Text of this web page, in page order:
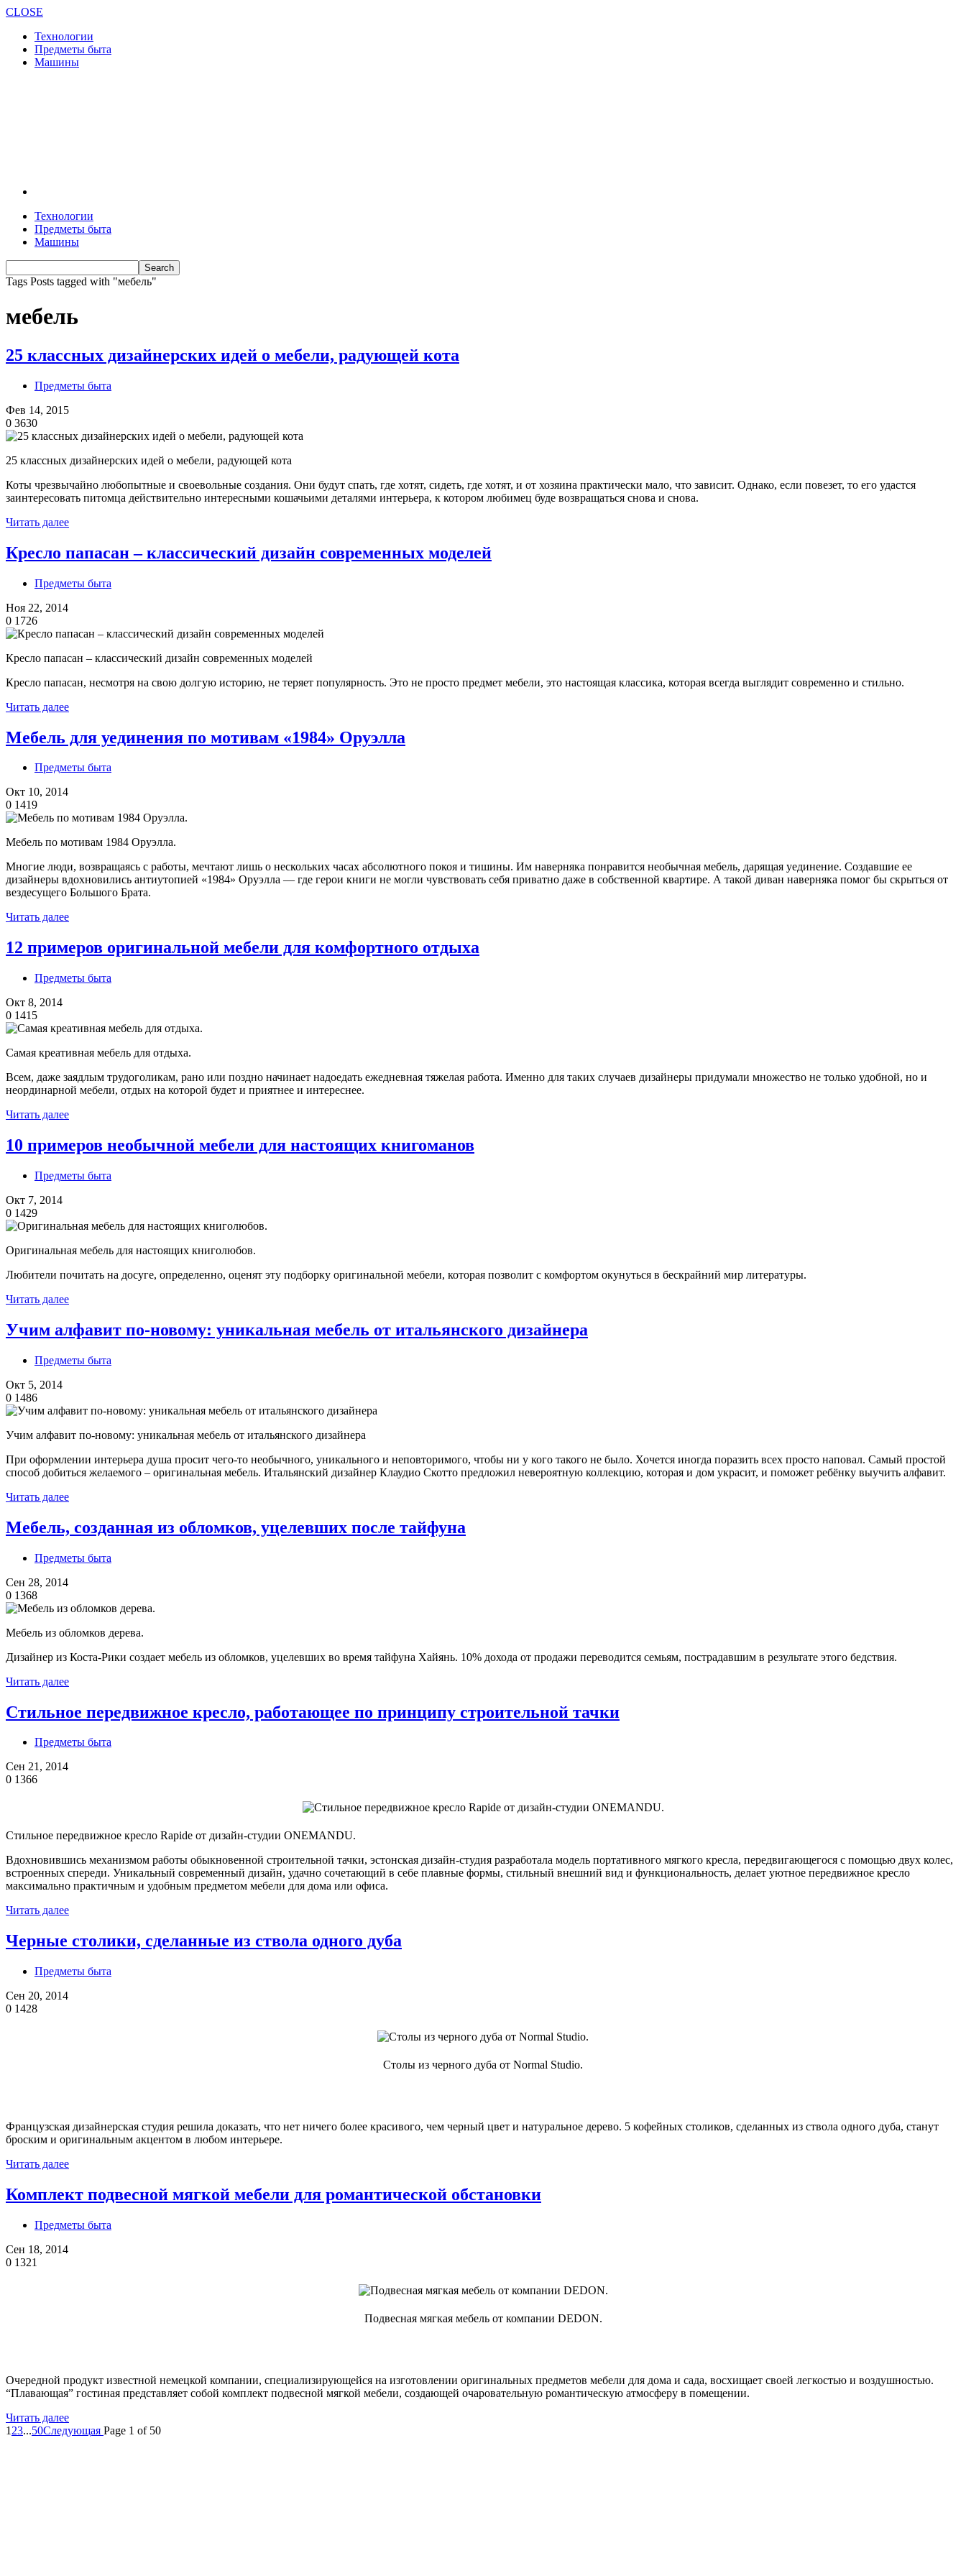
CLOSE
Технологии
Предметы быта
Машины
Технологии
Предметы быта
Машины
Tags Posts tagged with "мебель"
мебель
25 классных дизайнерских идей о мебели, радующей кота
Предметы быта
Фев 14, 2015
0 3630
25 классных дизайнерских идей о мебели, радующей кота
Коты чрезвычайно любопытные и своевольные создания. Они будут спать, где хотят, сидеть, где хотят, и от хозяина практически мало, что зависит. Однако, если повезет, то его удастся
заинтересовать питомца действительно интересными кошачьими деталями интерьера, к котором любимец буде возвращаться снова и снова.
Читать далее
Кресло папасан – классический дизайн современных моделей
Предметы быта
Ноя 22, 2014
0 1726
Кресло папасан – классический дизайн современных моделей
Кресло папасан, несмотря на свою долгую историю, не теряет популярность. Это не просто предмет мебели, это настоящая классика, которая всегда выглядит современно и стильно.
Читать далее
Мебель для уединения по мотивам «1984» Оруэлла
Предметы быта
Окт 10, 2014
0 1419
Мебель по мотивам 1984 Оруэлла.
Многие люди, возвращаясь с работы, мечтают лишь о нескольких часах абсолютного покоя и тишины. Им наверняка понравится необычная мебель, дарящая уединение. Создавшие ее
дизайнеры вдохновились антиутопией «1984» Оруэлла — где герои книги не могли чувствовать себя приватно даже в собственной квартире. А такой диван наверняка помог бы скрыться от
вездесущего Большого Брата.
Читать далее
12 примеров оригинальной мебели для комфортного отдыха
Предметы быта
Окт 8, 2014
0 1415
Самая креативная мебель для отдыха.
Всем, даже заядлым трудоголикам, рано или поздно начинает надоедать ежедневная тяжелая работа. Именно для таких случаев дизайнеры придумали множество не только удобной, но и
неординарной мебели, отдых на которой будет и приятнее и интереснее.
Читать далее
10 примеров необычной мебели для настоящих книгоманов
Предметы быта
Окт 7, 2014
0 1429
Оригинальная мебель для настоящих книголюбов.
Любители почитать на досуге, определенно, оценят эту подборку оригинальной мебели, которая позволит с комфортом окунуться в бескрайний мир литературы.
Читать далее
Учим алфавит по-новому: уникальная мебель от итальянского дизайнера
Предметы быта
Окт 5, 2014
0 1486
Учим алфавит по-новому: уникальная мебель от итальянского дизайнера
При оформлении интерьера душа просит чего-то необычного, уникального и неповторимого, чтобы ни у кого такого не было. Хочется иногда поразить всех просто наповал. Самый простой
способ добиться желаемого – оригинальная мебель. Итальянский дизайнер Клаудио Скотто предложил невероятную коллекцию, которая и дом украсит, и поможет ребёнку выучить алфавит.
Читать далее
Мебель, созданная из обломков, уцелевших после тайфуна
Предметы быта
Сен 28, 2014
0 1368
Мебель из обломков дерева.
Дизайнер из Коста-Рики создает мебель из обломков, уцелевших во время тайфуна Хайянь. 10% дохода от продажи переводится семьям, пострадавшим в результате этого бедствия.
Читать далее
Стильное передвижное кресло, работающее по принципу строительной тачки
Предметы быта
Сен 21, 2014
0 1366
Стильное передвижное кресло Rapide от дизайн-студии ONEMANDU.
Вдохновившись механизмом работы обыкновенной строительной тачки, эстонская дизайн-студия разработала модель портативного мягкого кресла, передвигающегося с помощью двух колес,
встроенных спереди. Уникальный современный дизайн, удачно сочетающий в себе плавные формы, стильный внешний вид и функциональность, делает уютное передвижное кресло
максимально практичным и удобным предметом мебели для дома или офиса.
Читать далее
Черные столики, сделанные из ствола одного дуба
Предметы быта
Сен 20, 2014
0 1428
Столы из черного дуба от Normal Studio.
Французская дизайнерская студия решила доказать, что нет ничего более красивого, чем черный цвет и натуральное дерево. 5 кофейных столиков, сделанных из ствола одного дуба, станут
броским и оригинальным акцентом в любом интерьере.
Читать далее
Комплект подвесной мягкой мебели для романтической обстановки
Предметы быта
Сен 18, 2014
0 1321
Подвесная мягкая мебель от компании DEDON.
Очередной продукт известной немецкой компании, специализирующейся на изготовлении оригинальных предметов мебели для дома и сада, восхищает своей легкостью и воздушностью.
“Плавающая” гостиная представляет собой комплект подвесной мягкой мебели, создающей очаровательную романтическую атмосферу в помещении.
Читать далее
1 23...50Следующая Page 1 of 50